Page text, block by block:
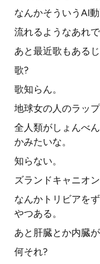
なんかそういうAI
流れるようなあれ
あと最近歌もあるじ
歌?
歌知らん。
地球女の人のラッ
全人類がしょんべ
かみたいな。
知らない。
ズランドキャニオ
なんかトリビアを
やつある。
あと肝臓とか内臓
何それ?